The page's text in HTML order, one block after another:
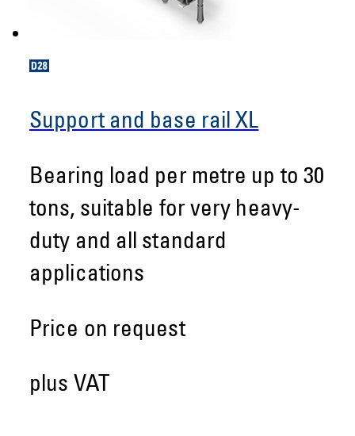
Support and base rail XL
Bearing load per metre up to 30
tons, suitable for very heavy-
duty and all standard
applications
Price on request
plus VAT